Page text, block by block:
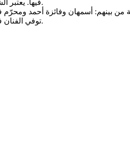
فيها. يعتبر الشريط السينمائي "حبيب العمر" أشهر أفلام فريد على الإطلاق وقد حقق أرباحا طائلة.
توفي الفنان فريد الأطرش في 26 ديسمبر 1976 في مستشفى "الحايك" في بيروت إثر أزمة قلبية.